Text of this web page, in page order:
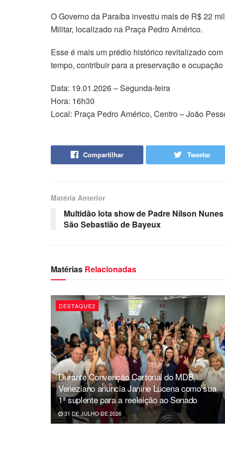
O Governo da Paraíba investiu mais de R$ 22
Militar, localizado na Praça Pedro Américo.
Esse é mais um prédio histórico revitalizado
tempo, contribuir para a preservação e
Data: 19.01.2026 – Segunda-feira
Hora: 16h30
Local: Praça Pedro Américo, Centro – João
Compartilhar Tweetar
Matéria Anterior
Multidão lota show de Padre Nílson
São Sebastião de Bayeux
Matérias Relacionadas
DESTAQUE2
Durante Convenção Cartorial do MDB,
Veneziano anuncia Janine Lucena como sua
1ª suplente para a reeleição ao Senado
31 DE JULHO DE 2026